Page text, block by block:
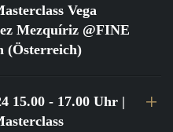
Vega
Mezquíriz @FINE
(Österreich)
15.00 - 17.00 Uhr |